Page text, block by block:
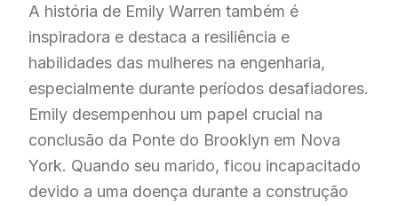
A história de Emily Warren também é
inspiradora e destaca a resiliência e
habilidades das mulheres na engenharia,
especialmente durante períodos desafiadores.
Emily desempenhou um papel crucial na
conclusão da Ponte do Brooklyn em Nova
York. Quando seu marido, ficou incapacitado
devido a uma doença durante a construção